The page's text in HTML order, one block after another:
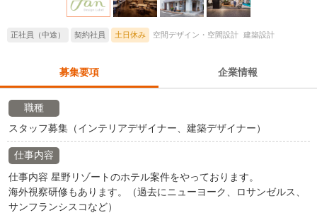
正社員（中途） 契約社員 土日休み 空間デザイン・空間設計 建築設計
募集要項 企業情報
職種
スタッフ募集（インテリアデザイナー、建築デザイナー）
仕事内容
仕事内容 星野リゾートのホテル案件をやっております。
海外視察研修もあります。（過去にニューヨーク、ロサンゼルス、
サンフランシスコなど）